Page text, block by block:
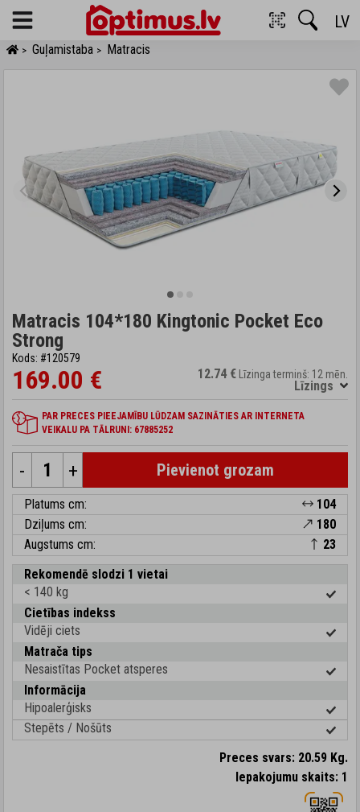
Menu LV
> Guļamistaba > Matracis
Matracis 104*180 Kingtonic Pocket Eco
Strong
Kods: #120579
169.00 € 12.74 € Līzinga termiņš: 12 mēn.
Līzings
PAR PRECES PIEEJAMĪBU LŪDZAM SAZINĀTIES AR INTERNETA
VEIKALU PA TĀLRUNI: 67885252
- + Pievienot grozam
Platums cm:
104
Dziļums cm:
180
Augstums cm:
23
Rekomendē slodzi 1 vietai
< 140 kg
Cietības indekss
Vidēji ciets
Matrača tips
Nesaistītas Pocket atsperes
Informācija
Hipoalerģisks
Stepēts / Nošūts
Preces svars: 20.59 Kg.
Iepakojumu skaits: 1